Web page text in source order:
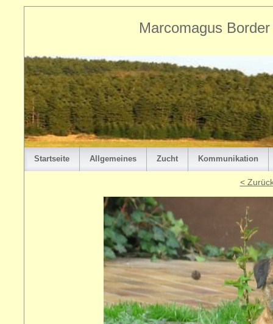
Marcomagus Border
Startseite Allgemeines Zucht Kommunikation
<